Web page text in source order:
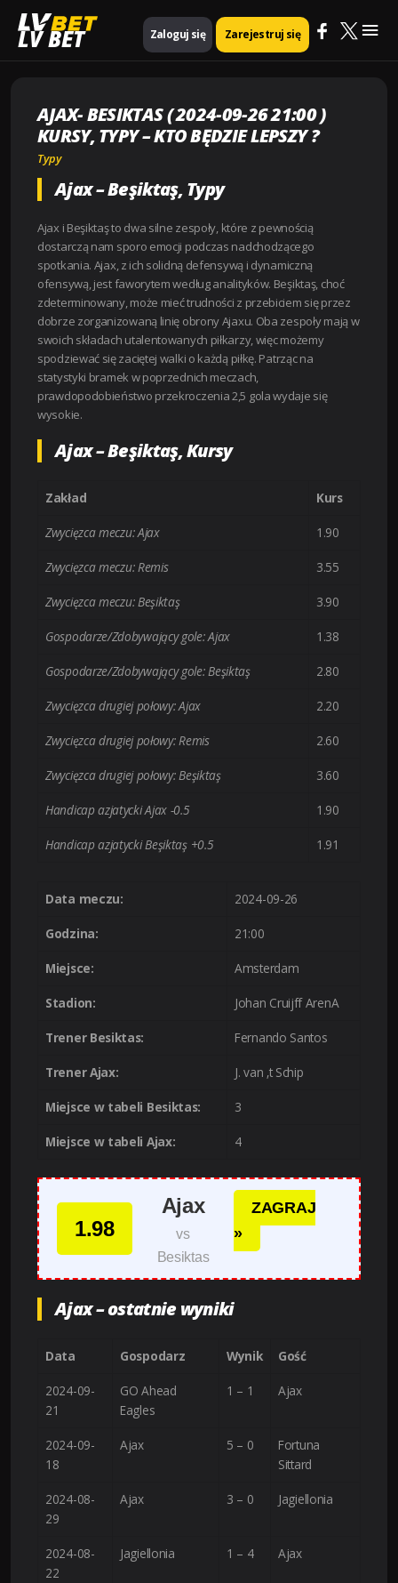
LV BET Zaloguj się Zarejestruj się
Strona główna
Ajax- Besiktas ( 2024-09-26 21:00 ) Kursy, Typy – Kto będzie lepszy ?
AJAX- BESIKTAS ( 2024-09-26 21:00 )
KURSY, TYPY – KTO BĘDZIE LEPSZY ?
Typy
Ajax – Beşiktaş, Typy
Ajax i Beşiktaş to dwa silne zespoły, które z pewnością
dostarczą nam sporo emocji podczas nadchodzącego
spotkania. Ajax, z ich solidną defensywą i dynamiczną
ofensywą, jest faworytem według analityków. Beşiktaş, choć
zdeterminowany, może mieć trudności z przebiciem się przez
dobrze zorganizowaną linię obrony Ajaxu. Oba zespoły mają w
swoich składach utalentowanych piłkarzy, więc możemy
spodziewać się zaciętej walki o każdą piłkę. Patrząc na
statystyki bramek w poprzednich meczach,
prawdopodobieństwo przekroczenia 2,5 gola wydaje się
wysokie.
Ajax – Beşiktaş, Kursy
Zakład Kurs
Zwycięzca meczu: Ajax 1.90
Zwycięzca meczu: Remis 3.55
Zwycięzca meczu: Beşiktaş 3.90
Gospodarze/Zdobywający gole: Ajax 1.38
Gospodarze/Zdobywający gole: Beşiktaş 2.80
Zwycięzca drugiej połowy: Ajax 2.20
Zwycięzca drugiej połowy: Remis 2.60
Zwycięzca drugiej połowy: Beşiktaş 3.60
Handicap azjatycki Ajax -0.5 1.90
Handicap azjatycki Beşiktaş +0.5 1.91
Data meczu: 2024-09-26
Godzina: 21:00
Miejsce: Amsterdam
Stadion: Johan Cruijff ArenA
Trener Besiktas: Fernando Santos
Trener Ajax: J. van ‚t Schip
Miejsce w tabeli Besiktas: 3
Miejsce w tabeli Ajax: 4
1.98
Ajax
vs
Besiktas
ZAGRAJ
»
Ajax – ostatnie wyniki
Data Gospodarz Wynik Gość
2024-09-
21
GO Ahead
Eagles
1 – 1 Ajax
2024-09-
18
Ajax 5 – 0
Fortuna
Sittard
2024-08-
29
Ajax 3 – 0 Jagiellonia
2024-08-
22
Jagiellonia 1 – 4 Ajax